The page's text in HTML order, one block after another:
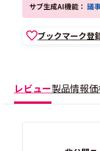
サブ生成AI機能：議
ブックマーク登
レビュー製品情報